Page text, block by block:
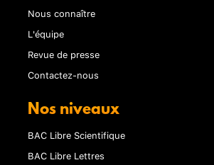
Nous connaître
L'équipe
Revue de presse
Contactez-nous
Nos niveaux
BAC Libre Scientifique
BAC Libre Lettres